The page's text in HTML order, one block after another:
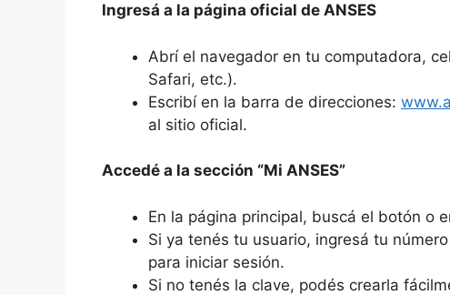
Ingresá a la página oficial de ANSES
Abrí el navegador en tu computadora,
Safari, etc.).
Escribí en la barra de direcciones:
al sitio oficial.
Accedé a la sección “Mi ANSES”
En la página principal, buscá el botón o
Si ya tenés tu usuario, ingresá tu
para iniciar sesión.
Si no tenés la clave, podés crearla